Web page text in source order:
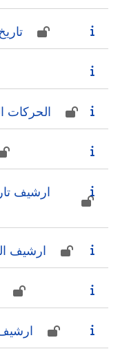
الحركات
ارشيف
ارشيف